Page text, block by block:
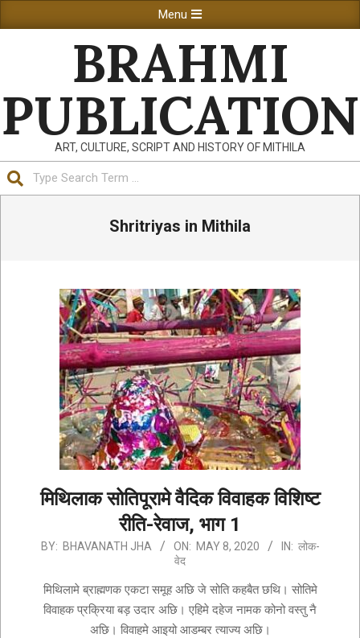
to
Navigation
Menu
BRAHMI
PUBLICATION
ART, CULTURE, SCRIPT AND HISTORY OF MITHILA
Shritriyas in Mithila
मिथिलाक सोतिपूरामे वैदिक विवाहक विशिष्ट
रीति-रेवाज, भाग 1
2020-
08
BY: BHAVANATH JHA ON: MAY 8, 2020 IN: लोक-
वेद
मिथिलामे ब्राह्मणक एकटा समूह अछि जे सोति कहबैत छथि। सोतिमे
विवाहक प्रक्रिया बड़ उदार अछि। एहिमे दहेज नामक कोनो वस्तु नै
अछि। विवाहमे आइयो आडम्बर त्याज्य अछि।